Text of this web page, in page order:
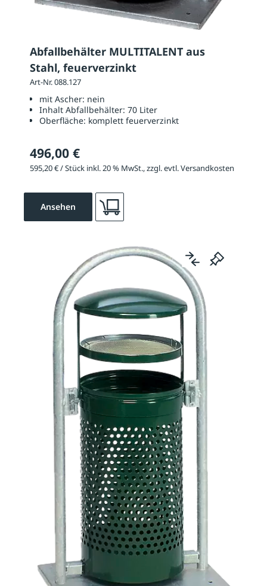
Abfallbehälter MULTITALENT aus
Stahl, feuerverzinkt
Art-Nr. 088.127
mit Ascher: nein
Inhalt Abfallbehälter: 70 Liter
Oberfläche: komplett feuerverzinkt
496,00 €
595,20 € / Stück inkl. 20 % MwSt., zzgl. evtl. Versandkosten
Ansehen